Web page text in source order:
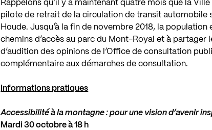
Rappelons qu’il y a maintenant quatre mois que la
pilote de retrait de la circulation de transit automobile
Houde. Jusqu’à la fin de novembre 2018, la
chemins d’accès au parc du Mont-Royal et à partager
d’audition des opinions de l’Office de consultation
complémentaire aux démarches de consultation.
Informations pratiques
Accessibilité à la montagne : pour une vision d’avenir
Mardi 30 octobre à 18 h